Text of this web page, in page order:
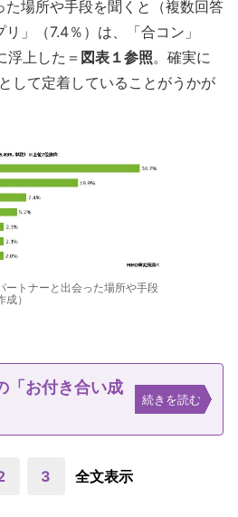
た場所や手段を聞くと（複数回答
」（7.4％）は、「合コン」
浮上した＝ 図表１参照。確実に
して定着していることがうかが
ートナーと出会った場所や手段
成）
「お付き合い成
続きを読む
3 全文表示